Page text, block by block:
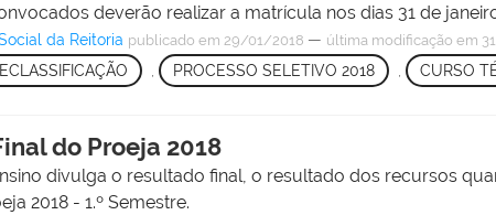
deverão realizar a matrícula nos dias 31 de
da Reitoria publicado em 29/01/2018 — última modificação em
PROCESSO SELETIVO 2018 CURSO
do Proeja 2018
divulga o resultado final, o resultado dos recursos
2018 - 1.º Semestre.